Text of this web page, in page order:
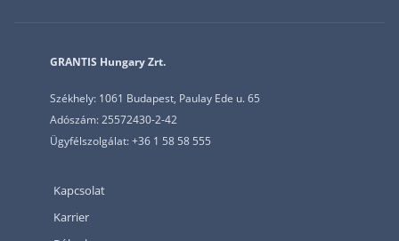
GRANTIS Hungary Zrt.
Székhely: 1061 Budapest, Paulay Ede u. 65
Adószám: 25572430-2-42
Ügyfélszolgálat: +36 1 58 58 555
Kapcsolat
Karrier